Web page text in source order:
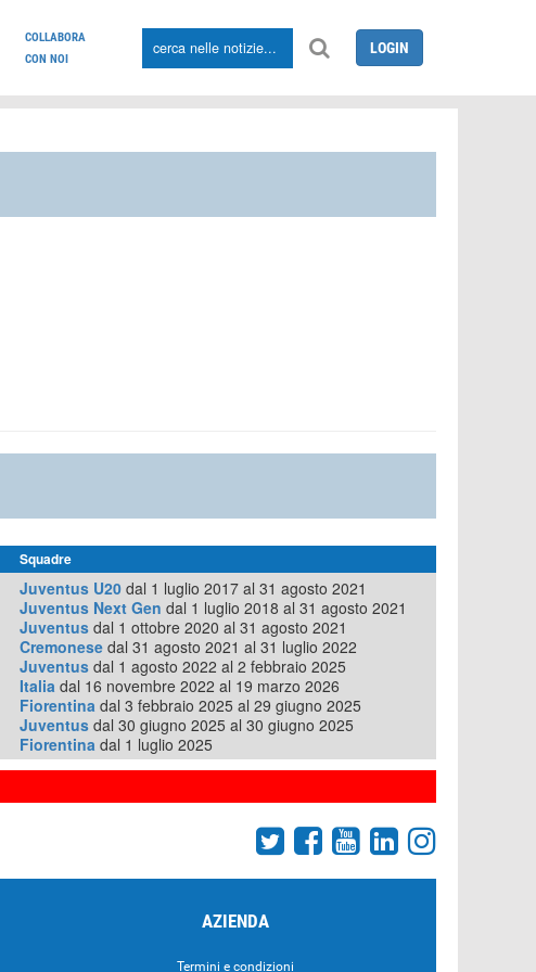
COLLABORA
CON NOI
LOGIN
Squadre
Juventus U20 dal 1 luglio 2017 al 31 agosto 2021
Juventus Next Gen dal 1 luglio 2018 al 31 agosto 2021
Juventus dal 1 ottobre 2020 al 31 agosto 2021
Cremonese dal 31 agosto 2021 al 31 luglio 2022
Juventus dal 1 agosto 2022 al 2 febbraio 2025
Italia dal 16 novembre 2022 al 19 marzo 2026
Fiorentina dal 3 febbraio 2025 al 29 giugno 2025
Juventus dal 30 giugno 2025 al 30 giugno 2025
Fiorentina dal 1 luglio 2025
AZIENDA
Termini e condizioni